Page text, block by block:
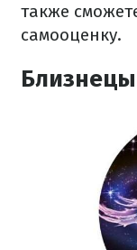
также
самооценку.